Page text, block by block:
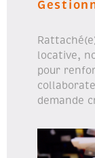
locative,
pour
demande